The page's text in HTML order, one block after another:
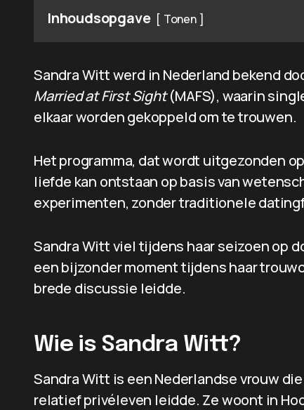
Inhoudsopgave Tonen
Sandra Witt werd in Nederland bekend
Married at First Sight(MAFS), waarin
elkaar worden gekoppeld om te trouwen.
Het programma, dat wordt uitgezonden
liefde kan ontstaan op basis van
experimenten, zonder traditionele
Sandra Witt viel tijdens haar seizoen op
een bijzonder moment tijdens haar
brede discussie leidde.
Wie is Sandra Witt?
Sandra Witt is een Nederlandse vrouw
relatief privéleven leidde. Ze woont in